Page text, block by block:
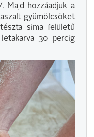
Majd hozzáadjuk a
gyümölcsöket
sima felületű
30 percig